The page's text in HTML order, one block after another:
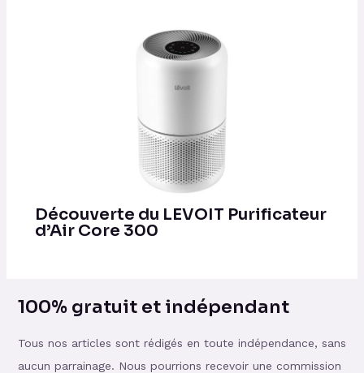
Découverte du LEVOIT Purificateur
d’Air Core 300
100% gratuit et indépendant
Tous nos articles sont rédigés en toute indépendance, sans
aucun parrainage. Nous pourrions recevoir une commission